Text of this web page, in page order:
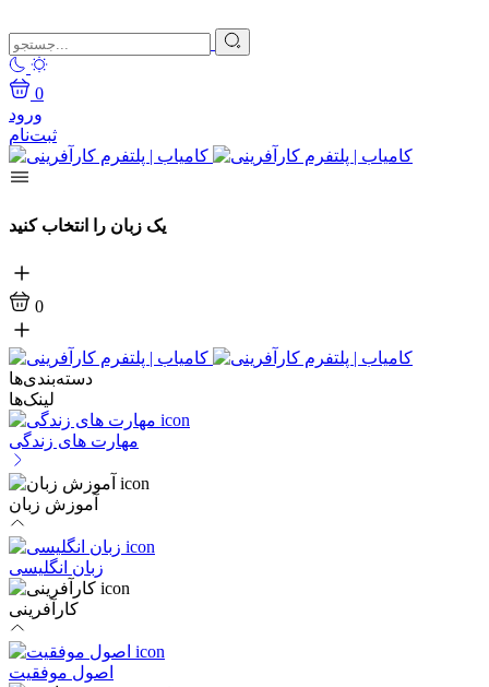
0
ورود
ثبت‌نام
یک زبان را انتخاب کنید
0
دسته‌بندی‌ها
لینک‌ها
مهارت های زندگی
آموزش زبان
زبان انگلیسی
کارآفرینی
اصول موفقیت